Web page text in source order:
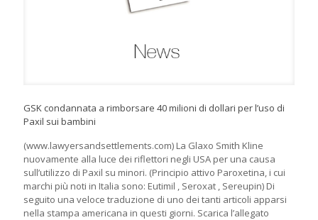
GSK condannata a rimborsare 40 milioni di dollari per l’uso di
Paxil sui bambini
(www.lawyersandsettlements.com) La Glaxo Smith Kline
nuovamente alla luce dei riflettori negli USA per una causa
sull’utilizzo di Paxil su minori. (Principio attivo Paroxetina, i cui
marchi più noti in Italia sono: Eutimil , Seroxat , Sereupin) Di
seguito una veloce traduzione di uno dei tanti articoli apparsi
nella stampa americana in questi giorni. Scarica l’allegato